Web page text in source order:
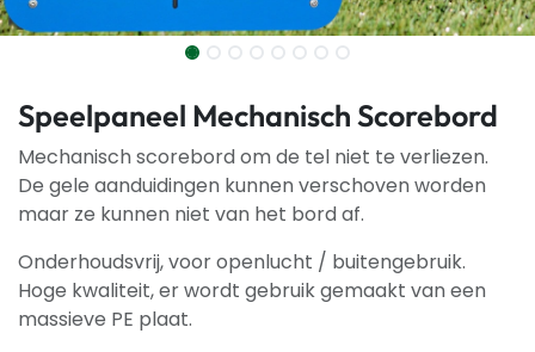
Speelpaneel Mechanisch Scorebord
Mechanisch scorebord om de tel niet te verliezen.
De gele aanduidingen kunnen verschoven worden
maar ze kunnen niet van het bord af.
Onderhoudsvrij, voor openlucht / buitengebruik.
Hoge kwaliteit, er wordt gebruik gemaakt van een
massieve PE plaat.